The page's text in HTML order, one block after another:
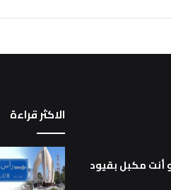
أنت مكبل بقيود
الاكثر قراءة